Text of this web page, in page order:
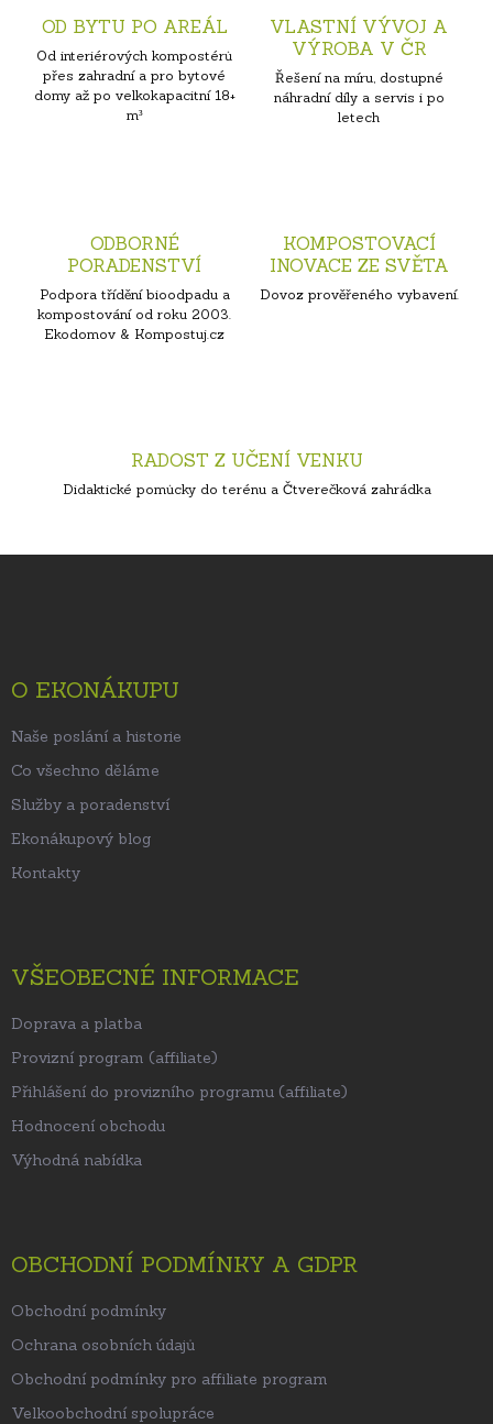
OD BYTU PO AREÁL
Od interiérových kompostérů
přes zahradní a pro bytové
domy až po velkokapacitní 18+
m³
VLASTNÍ VÝVOJ A
VÝROBA V ČR
Řešení na míru, dostupné
náhradní díly a servis i po
letech
ODBORNÉ
PORADENSTVÍ
Podpora třídění bioodpadu a
kompostování od roku 2003.
Ekodomov & Kompostuj.cz
KOMPOSTOVACÍ
INOVACE ZE SVĚTA
Dovoz prověřeného vybavení.
RADOST Z UČENÍ VENKU
Didaktické pomůcky do terénu a Čtverečková zahrádka
O EKONÁKUPU
Naše poslání a historie
Co všechno děláme
Služby a poradenství
Ekonákupový blog
Kontakty
VŠEOBECNÉ INFORMACE
Doprava a platba
Provizní program (affiliate)
Přihlášení do provizního programu (affiliate)
Hodnocení obchodu
Výhodná nabídka
OBCHODNÍ PODMÍNKY A GDPR
Obchodní podmínky
Ochrana osobních údajů
Obchodní podmínky pro affiliate program
Velkoobchodní spolupráce